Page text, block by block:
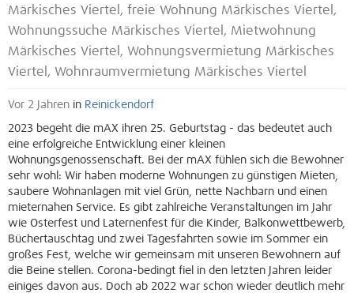
Märkisches Viertel, freie Wohnung Märkisches Viertel,
Wohnungssuche Märkisches Viertel, Mietwohnung
Märkisches Viertel, Wohnungsvermietung Märkisches
Viertel, Wohnraumvermietung Märkisches Viertel
Vor 2 Jahren in Reinickendorf
2023 begeht die mAX ihren 25. Geburtstag - das bedeutet auch
eine erfolgreiche Entwicklung einer kleinen
Wohnungsgenossenschaft. Bei der mAX fühlen sich die Bewohner
sehr wohl: Wir haben moderne Wohnungen zu günstigen Mieten,
saubere Wohnanlagen mit viel Grün, nette Nachbarn und einen
mieternahen Service. Es gibt zahlreiche Veranstaltungen im Jahr
wie Osterfest und Laternenfest für die Kinder, Balkonwettbewerb,
Büchertauschtag und zwei Tagesfahrten sowie im Sommer ein
großes Fest, welche wir gemeinsam mit unseren Bewohnern auf
die Beine stellen. Corona-bedingt fiel in den letzten Jahren leider
einiges davon aus. Doch ab 2022 war schon wieder deutlich mehr